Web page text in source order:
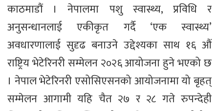
काठमाडौं । नेपालमा पशु स्वास्थ्य, प्रविधि र
अनुसन्धानलाई एकीकृत गर्दै ‘एक स्वास्थ्य’
अवधारणालाई सुदृढ बनाउने उद्देश्यका साथ १६ औं
राष्ट्रिय भेटेरिनरी सम्मेलन २०२६ आयोजना हुने भएको छ
। नेपाल भेटेरिनरी एसोसिएसनको आयोजनामा यो बृहत्
सम्मेलन आगामी यहि चैत २७ र २८ गते रुपन्देही